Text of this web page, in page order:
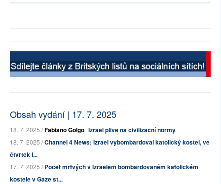
Obsah vydání | 17. 7. 2025
18. 7. 2025 /Fabiano Golgo Izrael plive na civilizační normy
18. 7. 2025 /Channel 4 News: Izrael vybombardoval katolický kostel, ve
čtvrtek I...
17. 7. 2025 /Počet mrtvých v Izraelem bombardovaném katolickém
kostele v Gaze st...